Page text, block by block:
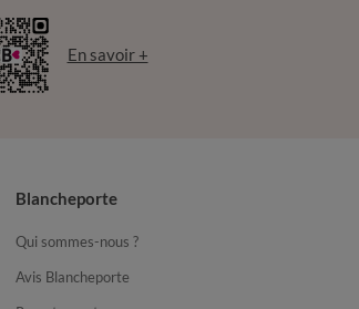
En savoir +
Blancheporte
Qui sommes-nous ?
Avis Blancheporte